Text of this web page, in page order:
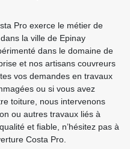
Pro exerce le métier de
la ville de Epinay
dans le domaine de
et nos artisans couvreurs
vos demandes en travaux
ou si vous avez
toiture, nous intervenons
ou autres travaux liés à
et fiable, n’hésitez pas à
Costa Pro.